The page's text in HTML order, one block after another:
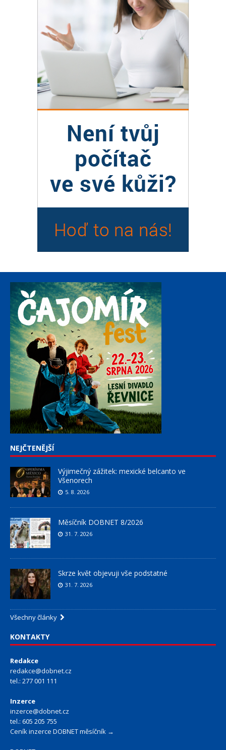
NEJČTENĚJŠÍ
Výjimečný zážitek: mexické belcanto ve
Všenorech
5. 8. 2026
Měsíčník DOBNET 8/2026
31. 7. 2026
Skrze květ objevuji vše podstatné
31. 7. 2026
Všechny články
KONTAKTY
Redakce
redakce@dobnet.cz
tel.: 277 001 111
Inzerce
inzerce@dobnet.cz
tel.: 605 205 755
Ceník inzerce DOBNET měsíčník →